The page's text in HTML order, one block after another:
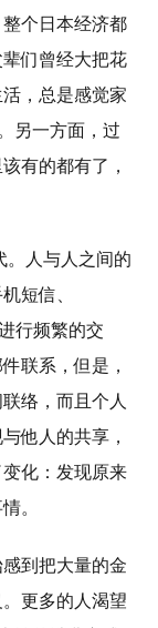
个日本经济都
们曾经大把花
，总是感觉家
另一方面，过
有的都有了，
。人与人之间的
短信、
行频繁的交
联系，但是，
络，而且个人
他人的共享，
化：发现原来
。
到把大量的金
更多的人渴望